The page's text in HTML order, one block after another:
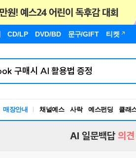
CD/LP DVD/BD 문구/GIFT 티켓
매장안내 채널예스 사락 예스펀딩 클래
AI 일문백답 의